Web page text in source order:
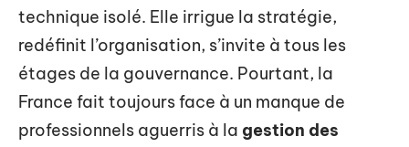
technique isolé. Elle irrigue la stratégie,
redéfinit l’organisation, s’invite à tous les
étages de la gouvernance. Pourtant, la
France fait toujours face à un manque de
professionnels aguerris à la gestion des